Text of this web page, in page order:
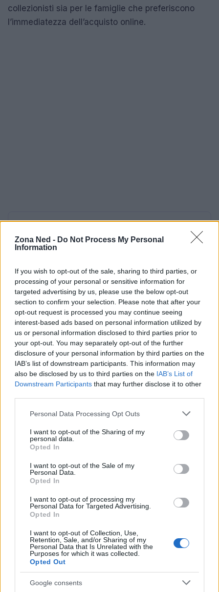
Zona Ned - Do Not Process My Personal
Information
If you wish to opt-out of the sale, sharing to third parties, or
processing of your personal or sensitive information for
targeted advertising by us, please use the below opt-out
section to confirm your selection. Please note that after your
opt-out request is processed you may continue seeing
interest-based ads based on personal information utilized by
us or personal information disclosed to third parties prior to
your opt-out. You may separately opt-out of the further
disclosure of your personal information by third parties on the
IAB’s list of downstream participants. This information may
also be disclosed by us to third parties on the IAB’s List of
Downstream Participants that may further disclose it to other
Please note that this website/app uses one or more Google
not limited to your visit or usage behaviour. You may click to
grant or deny consent to Google and its third-party tags to
use your data for below specified purposes in below Google
consent section.
Personal Data Processing Opt Outs
I want to opt-out of the Sharing of my
personal data.
Opted In
I want to opt-out of the Sale of my
Personal Data.
Opted In
I want to opt-out of processing my
Personal Data for Targeted Advertising.
Opted In
I want to opt-out of Collection, Use,
Retention, Sale, and/or Sharing of my
Personal Data that Is Unrelated with the
Purposes for which it was collected.
Opted Out
Google consents
collezionisti sia per le famiglie che preferiscono
l’immediatezza dell’acquisto online.
Andrea Conforti
Andrea Conforti, 46enne torinese dal look
trasforma dati e clip in racconti social. Ricorda
quando annotò la rimonta al box stampa dello
Stadio Olimpico Grande Torino: da
quell'appunto nacque la sua linea editoriale,
che propugna spiegazioni visive per il tifoso
critico. Dettaglio unico: una stagione
allenatore under15 al Chieri e ciclista urbano.
Continua a leggere